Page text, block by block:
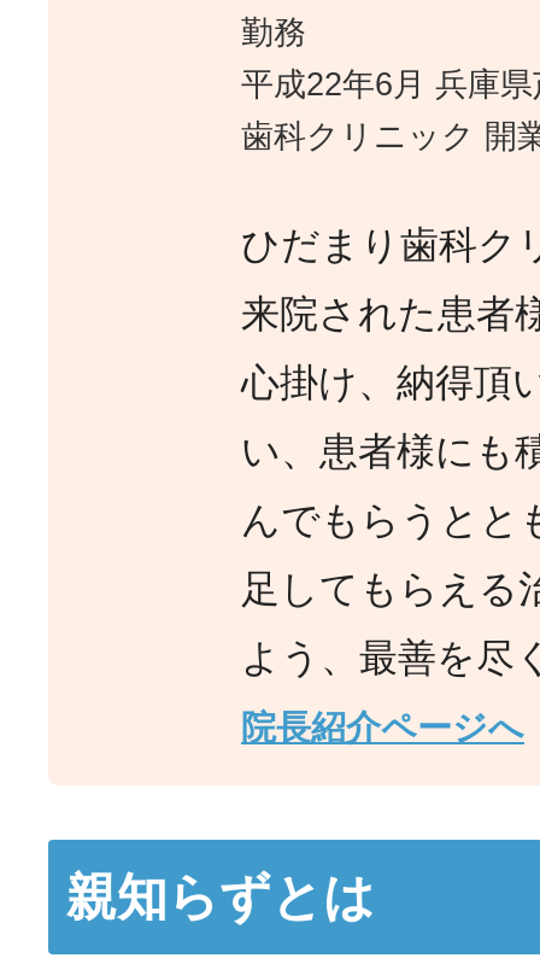
勤務
平成22年6月 兵庫
歯科クリニック 開
ひだまり歯科ク
来院された患者
心掛け、納得頂
い、患者様にも
んでもらうとと
足してもらえる
よう、最善を尽
院長紹介ページへ
親知らずとは